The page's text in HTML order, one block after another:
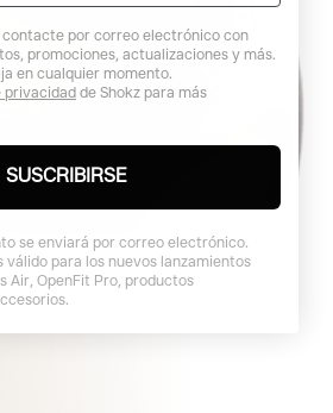
tus compras con
rapidez.
contacte por correo electrónico con
promociones, actualizaciones y más.
en cualquier momento.
privacidad de Shokz para más
SUSCRIBIRSE
se enviará por correo electrónico.
válido para los nuevos lanzamientos
Air, OpenFit Pro, productos